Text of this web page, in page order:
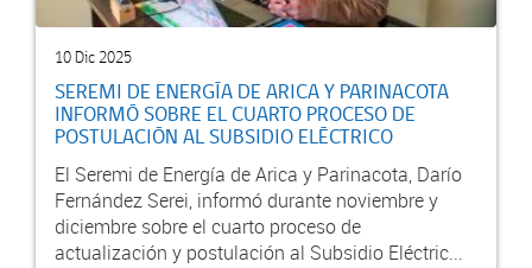
10 Dic 2025
SEREMI DE ENERGÍA DE ARICA Y PARINACOTA
INFORMÓ SOBRE EL CUARTO PROCESO DE
POSTULACIÓN AL SUBSIDIO ELÉCTRICO
El Seremi de Energía de Arica y Parinacota, Darío
Fernández Serei, informó durante noviembre y
diciembre sobre el cuarto proceso de
actualización y postulación al Subsidio Eléctric...